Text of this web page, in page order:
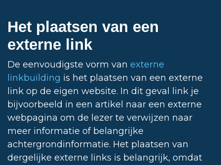
Het plaatsen van een
externe link
De eenvoudigste vorm van externe
linkbuilding is het plaatsen van een externe
link op de eigen website. In dit geval link je
bijvoorbeeld in een artikel naar een externe
webpagina om de lezer te verwijzen naar
meer informatie of belangrijke
achtergrondinformatie. Het plaatsen van
dergelijke externe links is belangrijk, omdat